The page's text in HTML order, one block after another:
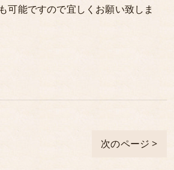
可能ですので宜しくお願い致しま
次のページ >